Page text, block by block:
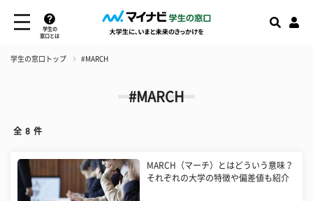
学生の
窓口とは
学生の窓口トップ #MARCH
#MARCH
全 8 件
MARCH（マーチ）とはどういう意味？
それぞれの大学の特徴や偏差値も紹介